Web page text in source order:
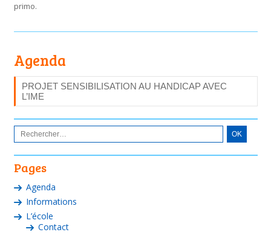
primo.
Agenda
PROJET SENSIBILISATION AU HANDICAP AVEC
L’IME
Pages
Agenda
Informations
L’école
Contact